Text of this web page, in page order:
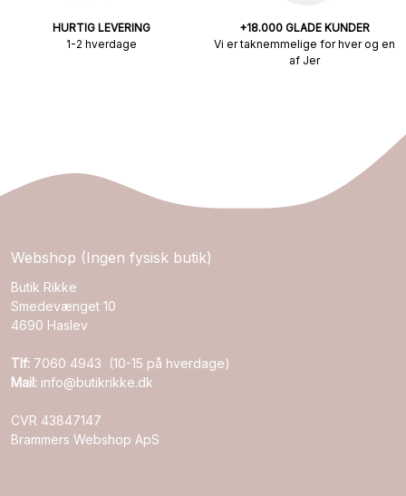
HURTIG LEVERING
1-2 hverdage
+18.000 GLADE KUNDER
Vi er taknemmelige for hver og en
af Jer
Webshop (Ingen fysisk butik)
Butik Rikke
Smedevænget 10
4690 Haslev
Tlf: 7060 4943 (10-15 på hverdage)
Mail: info@butikrikke.dk
CVR 43847147
Brammers Webshop ApS